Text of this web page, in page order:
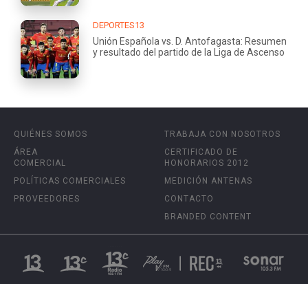
DEPORTES13
Unión Española vs. D. Antofagasta: Resumen
y resultado del partido de la Liga de Ascenso
QUIÉNES SOMOS
ÁREA
COMERCIAL
POLÍTICAS COMERCIALES
PROVEEDORES
TRABAJA CON NOSOTROS
CERTIFICADO DE
HONORARIOS 2012
MEDICIÓN ANTENAS
CONTACTO
BRANDED CONTENT